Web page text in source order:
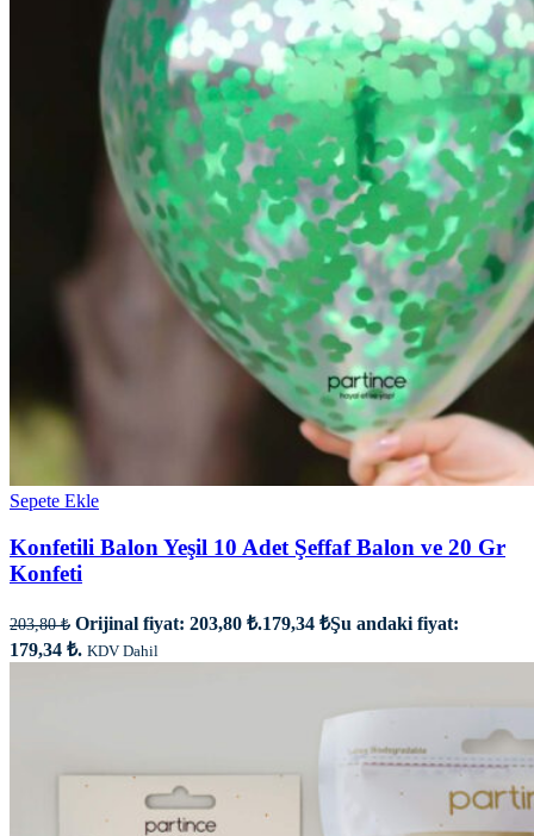
Sepete Ekle
Konfetili Balon Yeşil 10 Adet Şeffaf Balon ve 20 Gr
Konfeti
203,80₺ Orijinal fiyat: 203,80 ₺.179,34 ₺Şu andaki fiyat:
179,34 ₺. KDV Dahil